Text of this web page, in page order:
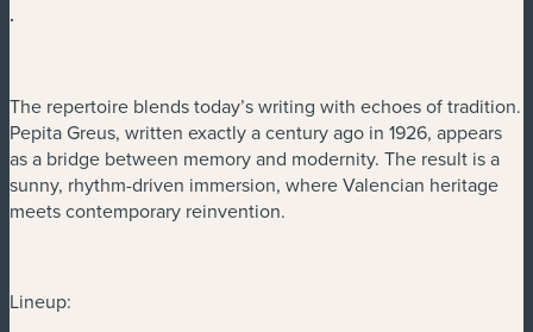
.
The repertoire blends today’s writing with echoes of tradition.
Pepita Greus, written exactly a century ago in 1926, appears
as a bridge between memory and modernity. The result is a
sunny, rhythm-driven immersion, where Valencian heritage
meets contemporary reinvention.
Lineup: